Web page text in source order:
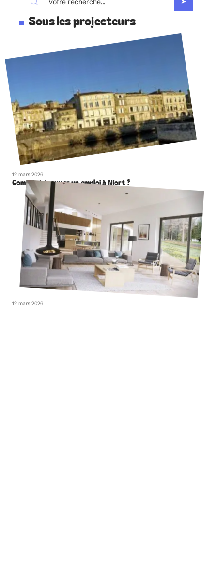
Sous les projecteurs
12 mars 2026
Comment trouver un emploi à Niort ?
12 mars 2026